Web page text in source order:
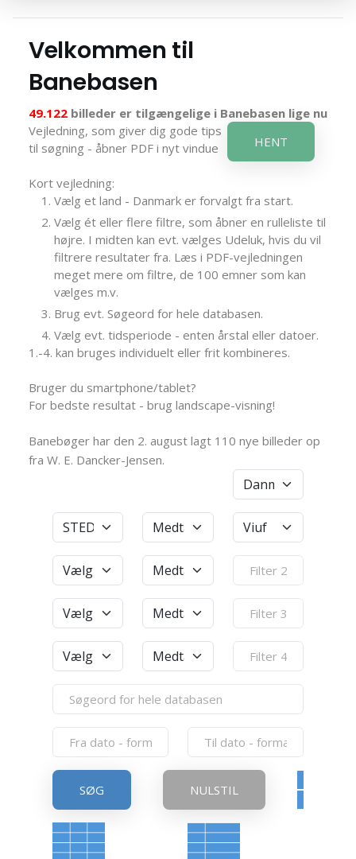
Velkommen til
Banebasen
49.122 billeder er tilgængelige i Banebasen lige nu
Vejledning, som giver dig gode tips
til søgning - åbner PDF i nyt vindue
HENT
Kort vejledning:
Vælg et land - Danmark er forvalgt fra start.
Vælg ét eller flere filtre, som åbner en rulleliste til
højre. I midten kan evt. vælges Udeluk, hvis du vil
filtrere resultater fra. Læs i PDF-vejledningen
meget mere om filtre, de 100 emner som kan
vælges m.v.
Brug evt. Søgeord for hele databasen.
Vælg evt. tidsperiode - enten årstal eller datoer.
1.-4. kan bruges individuelt eller frit kombineres.
Bruger du smartphone/tablet?
For bedste resultat - brug landscape-visning!
Banebøger har den 2. august lagt 110 nye billeder op
fra W. E. Dancker-Jensen.
SØG NULSTIL